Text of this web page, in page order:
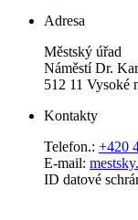
Adresa
Městský úřad
Náměstí Dr.
512 11 Vysoké
Kontakty
Telefon.: +420
E-mail:
ID datové